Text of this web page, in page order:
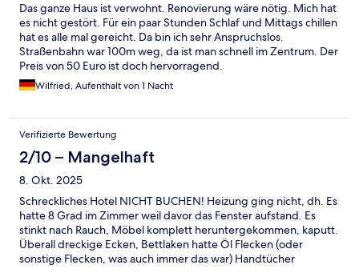
Das ganze Haus ist verwohnt. Renovierung wäre nötig. Mich hat
es nicht gestört. Für ein paar Stunden Schlaf und Mittags chillen
hat es alle mal gereicht. Da bin ich sehr Anspruchslos.
Straßenbahn war 100m weg, da ist man schnell im Zentrum. Der
Preis von 50 Euro ist doch hervorragend.
Wilfried, Aufenthalt von 1 Nacht
Verifizierte Bewertung
2/10 – Mangelhaft
8. Okt. 2025
Schreckliches Hotel NICHT BUCHEN! Heizung ging nicht, dh. Es
hatte 8 Grad im Zimmer weil davor das Fenster aufstand. Es
stinkt nach Rauch, Möbel komplett heruntergekommen, kaputt.
Überall dreckige Ecken, Bettlaken hatte Öl Flecken (oder
sonstige Flecken, was auch immer das war) Handtücher